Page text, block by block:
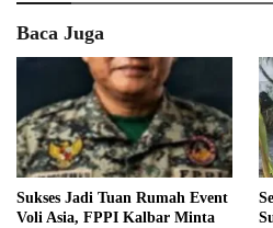
Baca Juga
Sukses Jadi Tuan Rumah Event
Voli Asia, FPPI Kalbar Minta